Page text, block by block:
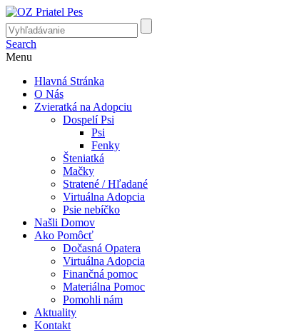
Search
Menu
Hlavná Stránka
O Nás
Zvieratká na Adopciu
Dospelí Psi
Psi
Fenky
Šteniatká
Mačky
Stratené / Hľadané
Virtuálna Adopcia
Psie nebíčko
Našli Domov
Ako Pomôcť
Dočasná Opatera
Virtuálna Adopcia
Finančná pomoc
Materiálna Pomoc
Pomohli nám
Aktuality
Kontakt